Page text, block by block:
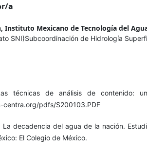
a
Instituto Mexicano de Tecnología del
SNI)Subcoordinación de Hidrología
técnicas de análisis de contenido:
pdfs/S200103.PDF
decadencia del agua de la nación.
El Colegio de México.